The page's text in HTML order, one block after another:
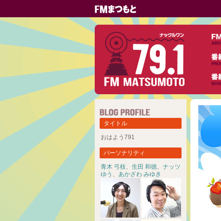
タイトル
おはよう791
パーソナリティ
青木 弓枝、 生田 和徳、 ナッツ
ゆう 、 あかざわ みゆき